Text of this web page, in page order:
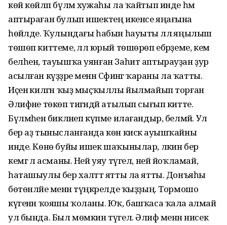
көй көйләп бүлмә хужаһы ла ҡайтып инде һәм
аптыраған булып ишектең икенсе яңағына
һөйәлде. Ҡулындағы һабын һауыты әллә яңылыш
төшөп киттеме, әллә юрый төшөрөп ебәрҙеме, кем
белһен, тауышҡа уянған Заһит аптырауҙан ҙур
асылған күҙҙәре менән Сәфинәгә ҡараны ла ҡатты.
Иҫенә килгән ҡыҙ мыҫҡыллы йылмайып торған
Әлифәне төкөп тигәндәй атылып сығып китте.
Бүлмәһенә бикләнеп күпме илағандыр, белмәй. Ул
бер аҙ тынысланғанда көн кискә ауышҡайны
инде. Көнө буйы ишек шаҡынылар, ләкин бер
кемгә лә асманы. Ней уяу түгел, ней йоҡламай,
һаташыулы бер халәттә ятты ла ятты. Донъяһы
бөтөнләйе менән түңкәрелде ҡыҙҙың. Тормошо
күгенән ҡояшы ҡоланы. Юҡ, башҡаса ҡала алмай
ул бында. Был мөмкин түгел. Әлифә менән нисек